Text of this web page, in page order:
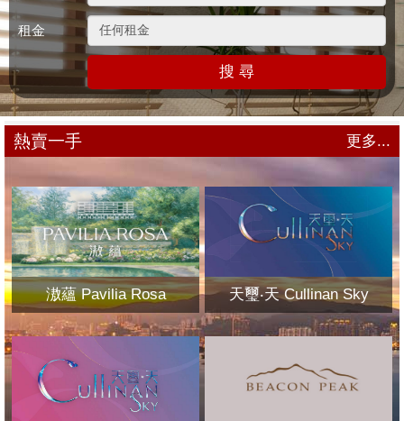
租金
搜 尋
熱賣一手 更多...
滶蘊 Pavilia Rosa 天璽‧天 Cullinan Sky